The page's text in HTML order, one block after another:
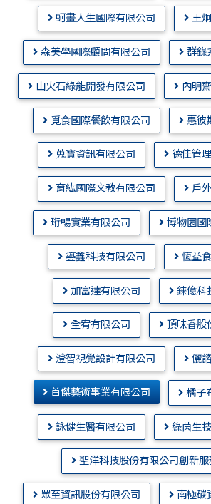
蚵畫人生國際有限公司 王
森美學國際顧問有限公司 群錄
山火石綠能開發有限公司 內明
覓食國際餐飲有限公司 惠彼
蒐寶資訊有限公司 德佳管
育紘國際文教有限公司 戶
珩暢實業有限公司 博物園國
鎏鑫科技有限公司 恆益
加富達有限公司 錸億科
全宥有限公司 頂味香股
澄智視覺設計有限公司 儷
首傑藝術事業有限公司 橘子
詠健生醫有限公司 綠茵生
聖洋科技股份有限公司創新服
眾至資訊股份有限公司 南極碳